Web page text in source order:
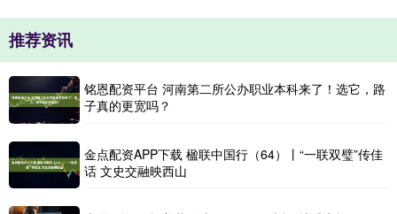
推荐资讯
铭恩配资平台 河南第二所公办职业本科来了！选它，路
子真的更宽吗？
金点配资APP下载 楹联中国行（64）丨“一联双璧”传佳
话 文史交融映西山